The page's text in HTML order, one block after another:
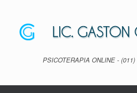
contenido
PSICOTERAPIA ONLINE -